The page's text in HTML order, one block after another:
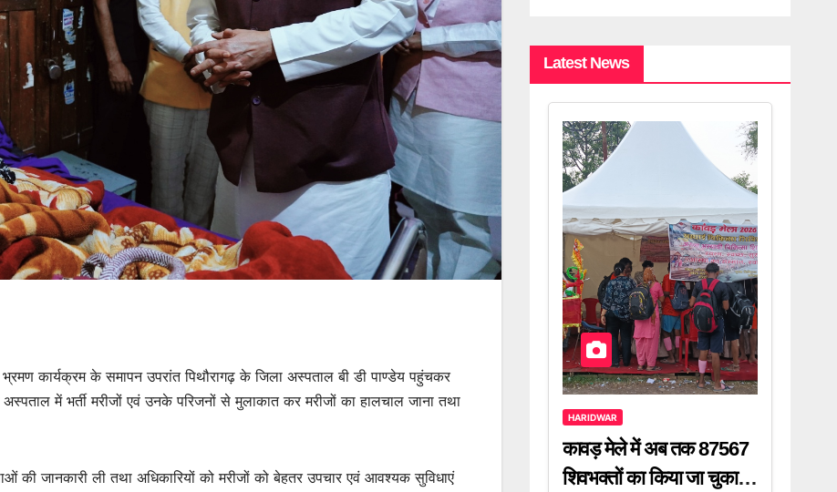
भ्रमण कार्यक्रम के समापन उपरांत पिथौरागढ़ के जिला अस्पताल बी डी पाण्डेय पहुंचकर
अस्पताल में भर्ती मरीजों एवं उनके परिजनों से मुलाकात कर मरीजों का हालचाल जाना तथा
की जानकारी ली तथा अधिकारियों को मरीजों को बेहतर उपचार एवं आवश्यक सुविधाएं
Latest News
HARIDWAR
कावड़ मेले में अब तक 87567
शिवभक्तों का किया जा चुका है